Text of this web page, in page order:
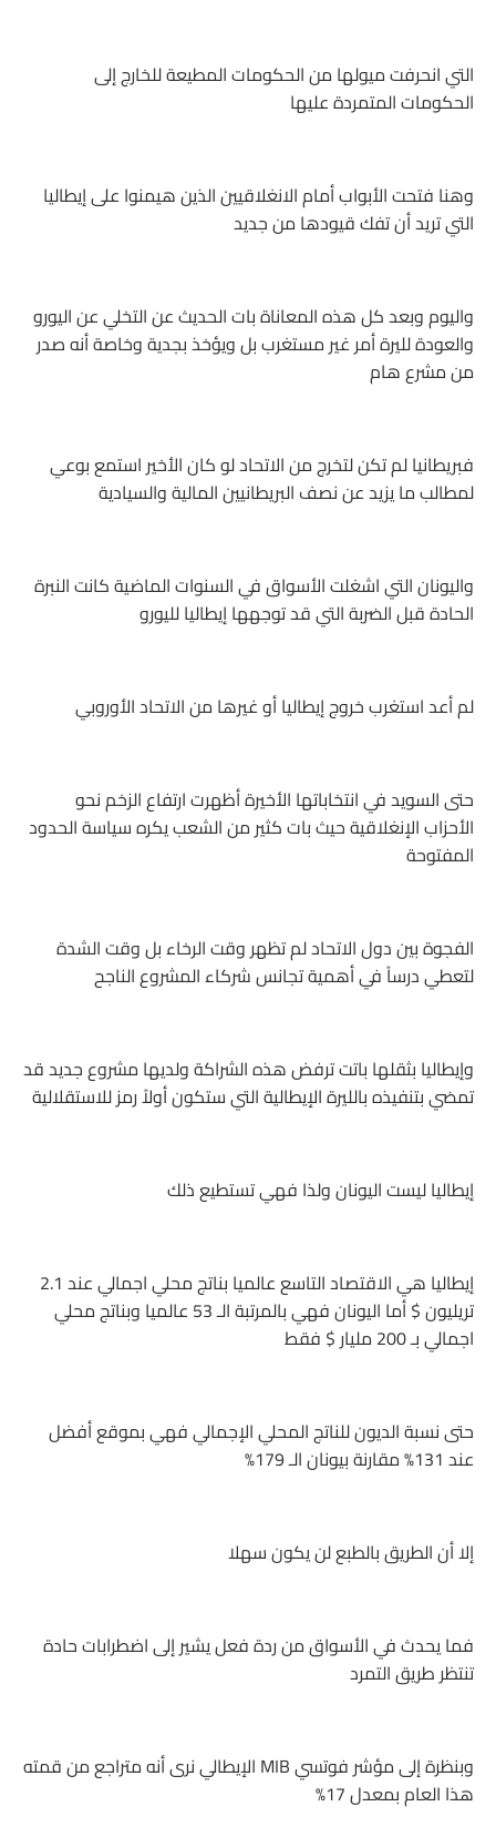
التي انحرفت ميولها من الحكومات المطيعة للخارج إلى
الحكومات المتمردة عليها
وهنا فتحت الأبواب أمام الانغلاقيين الذين هيمنوا على إيطاليا
التي تريد أن تفك قيودها من جديد
واليوم وبعد كل هذه المعاناة بات الحديث عن التخلي عن اليورو
والعودة لليرة أمر غير مستغرب بل ويؤخذ بجدية وخاصة أنه صدر
من مشرع هام
فبريطانيا لم تكن لتخرج من الاتحاد لو كان الأخير استمع بوعي
لمطالب ما يزيد عن نصف البريطانيين المالية والسيادية
واليونان التي اشغلت الأسواق في السنوات الماضية كانت النبرة
الحادة قبل الضربة التي قد توجهها إيطاليا لليورو
لم أعد استغرب خروج إيطاليا أو غيرها من الاتحاد الأوروبي
حتى السويد في انتخاباتها الأخيرة أظهرت ارتفاع الزخم نحو
الأحزاب الإنغلاقية حيث بات كثير من الشعب يكره سياسة الحدود
المفتوحة
الفجوة بين دول الاتحاد لم تظهر وقت الرخاء بل وقت الشدة
لتعطي درساً في أهمية تجانس شركاء المشروع الناجح
وإيطاليا بثقلها باتت ترفض هذه الشراكة ولديها مشروع جديد قد
تمضي بتنفيذه بالليرة الإيطالية التي ستكون أولاً رمز للاستقلالية
إيطاليا ليست اليونان ولذا فهي تستطيع ذلك
إيطاليا هي الاقتصاد التاسع عالميا بناتج محلي اجمالي عند 2.1
تريليون $ أما اليونان فهي بالمرتبة الـ 53 عالميا وبناتج محلي
اجمالي بـ 200 مليار $ فقط
حتى نسبة الديون للناتج المحلي الإجمالي فهي بموقع أفضل
عند 131% مقارنة بيونان الـ 179%
إلا أن الطريق بالطبع لن يكون سهلا
فما يحدث في الأسواق من ردة فعل يشير إلى اضطرابات حادة
تنتظر طريق التمرد
وبنظرة إلى مؤشر فوتسي MIB الإيطالي نرى أنه متراجع من قمته
هذا العام بمعدل 17%